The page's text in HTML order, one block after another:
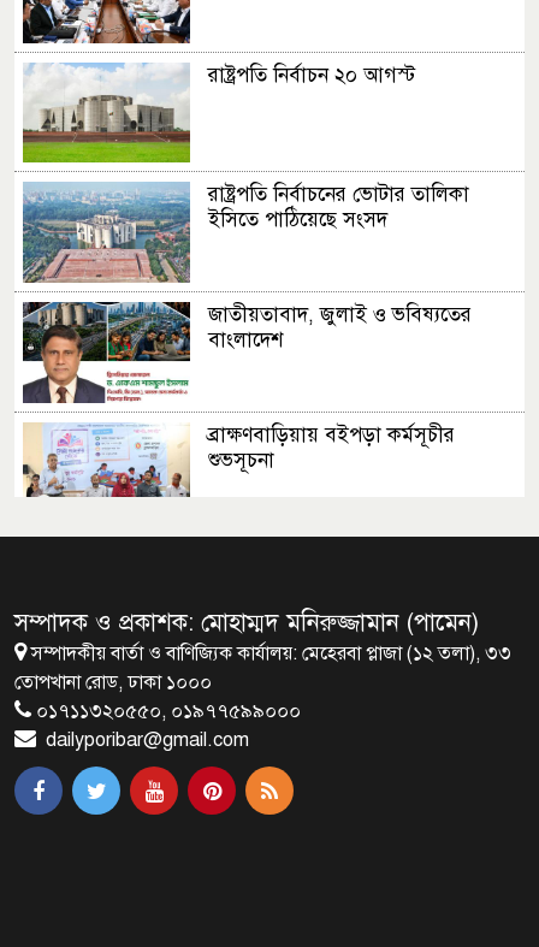
রাষ্ট্রপতি নির্বাচন ২০ আগস্ট
রাষ্ট্রপতি নির্বাচনের ভোটার তালিকা
ইসিতে পাঠিয়েছে সংসদ
জাতীয়তাবাদ, জুলাই ও ভবিষ্যতের
বাংলাদেশ
ব্রাক্ষণবাড়িয়ায় বইপড়া কর্মসূচীর
শুভসূচনা
৪ বিয়ের পর অন্য নারীর ঘরে জামায়াত
সমর্থক!
প্রধানমন্ত্রীর সঙ্গে সাক্ষাৎ সৌদি আরবের
উপ পররাষ্ট্রমন্ত্রীর
সম্পাদক ও প্রকাশক: মোহাম্মদ মনিরুজ্জামান (পামেন)
সম্পাদকীয় বার্তা ও বাণিজ্যিক কার্যালয়: মেহেরবা প্লাজা (১২ তলা), ৩৩
তোপখানা রোড, ঢাকা ১০০০
০১৭১১৩২০৫৫০, ০১৯৭৭৫৯৯০০০
dailyporibar@gmail.com